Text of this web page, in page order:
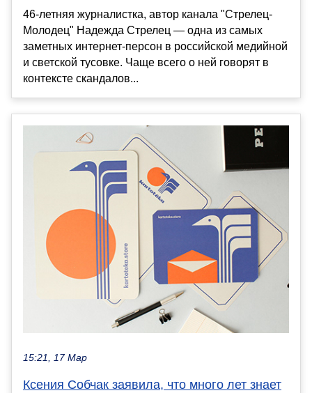
46-летняя журналистка, автор канала "Стрелец-
Молодец" Надежда Стрелец — одна из самых
заметных интернет-персон в российской медийной
и светской тусовке. Чаще всего о ней говорят в
контексте скандалов...
15:21, 17 Мар
Ксения Собчак заявила, что много лет знает